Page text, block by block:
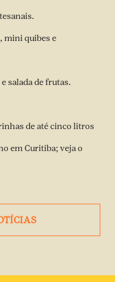
mini quibes e
salada de frutas.
de até cinco litros
em Curitiba; veja o